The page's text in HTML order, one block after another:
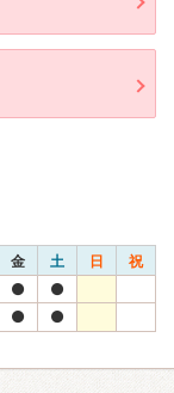
金 土 日 祝